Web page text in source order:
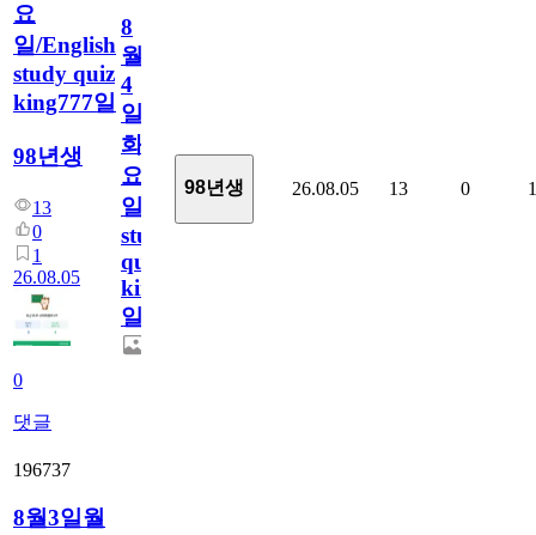
요
일/English
study quiz
king777일
98년생
13
0
1
26.08.05
0
댓글
8
월
4
일
화
요
일/English
study
quiz
king777
일
98년생 26.08.05 13 0 1
196737
8월3일월